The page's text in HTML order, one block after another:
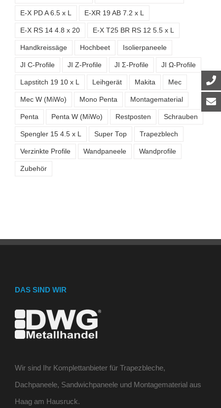
E-X PD A 6.5 x L E-XR 19 AB 7.2 x L
E-X RS 14 4.8 x 20 E-X T25 BR RS 12 5.5 x L
Handkreissäge Hochbeet Isolierpaneele
JI C-Profile JI Z-Profile JI Σ-Profile JI Ω-Profile
Lapstitch 19 10 x L Leihgerät Makita Mec
Mec W (MiWo) Mono Penta Montagematerial
Penta Penta W (MiWo) Restposten Schrauben
Spengler 15 4.5 x L Super Top Trapezblech
Verzinkte Profile Wandpaneele Wandprofile
Zubehör
DAS SIND WIR
Wir sind Ihr Komplettanbieter für Trapezbleche,
Dachpaneele, Sandwichpaneele und Montagematerial aus
Haag am Hausruck.